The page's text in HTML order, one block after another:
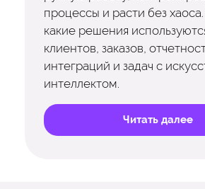
процессы и расти без
какие решения
клиентов, заказов,
интеграций и задач с
интеллектом.
Читать далее